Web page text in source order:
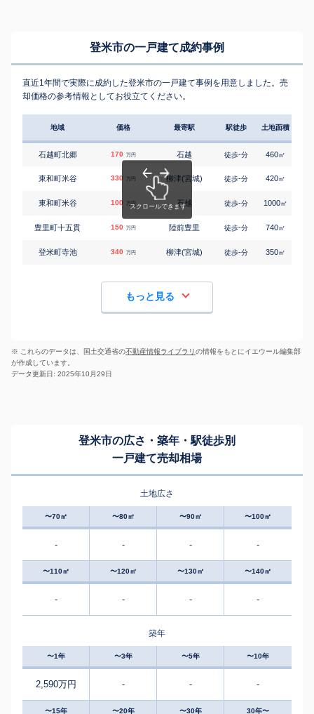
登米市の一戸建て成約事例
直近1年間で実際に成約した登米市の一戸建て事例を用意しました。売
却価格の参考情報としてお役立てください。
地域 価格 最寄駅 駅徒歩 土地面積
石越町北郷 170 万円 石越 徒歩-分 460㎡
東和町米谷 330 万円 柳津(宮城) 徒歩-分 420㎡
東和町米谷 100 万円 石越 徒歩-分 1000㎡
豊里町十五貫 150 万円 陸前豊里 徒歩-分 740㎡
登米町寺池 340 万円 柳津(宮城) 徒歩-分 350㎡
もっと見る
※ これらのデータは、国土交通省の不動産情報ライブラリの情報をもとにイエウール編集部
が作成しています。
データ更新日: 2025年10月29日
登米市の広さ・築年・駅徒歩別
一戸建て売却相場
土地広さ
〜70㎡ 〜80㎡ 〜90㎡ 〜100㎡
- - - -
〜110㎡ 〜120㎡ 〜130㎡ 〜140㎡
- - - -
築年
〜1年 〜3年 〜5年 〜10年
2,590万円 - - -
〜15年 〜20年 〜30年 30年〜